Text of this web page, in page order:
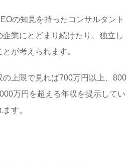
の知見を持ったコンサルタント
業にとどまり続けたり、独立し
が考えられます。
の上限で見れば700万円以上、800
万円を超える年収を提示してい
す。